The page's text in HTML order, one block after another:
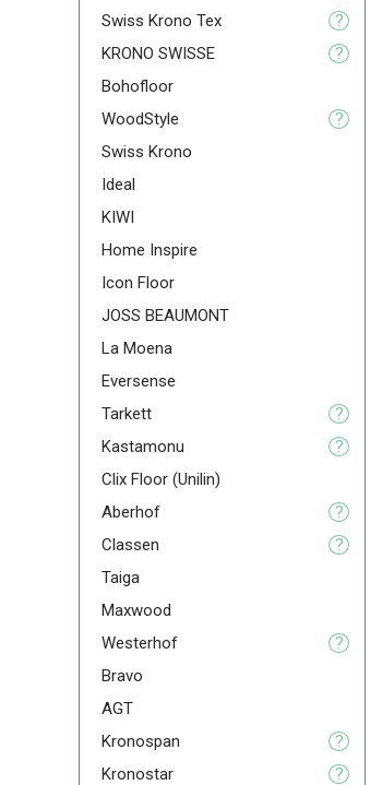
Swiss Krono Tex
?
KRONO SWISSE
?
Bohofloor
WoodStyle
?
Swiss Krono
Ideal
KIWI
Home Inspire
Icon Floor
JOSS BEAUMONT
La Moena
Eversense
Tarkett
?
Kastamonu
?
Clix Floor (Unilin)
Aberhof
?
Classen
?
Taiga
Maxwood
Westerhof
?
Bravo
AGT
Kronospan
?
Kronostar
?